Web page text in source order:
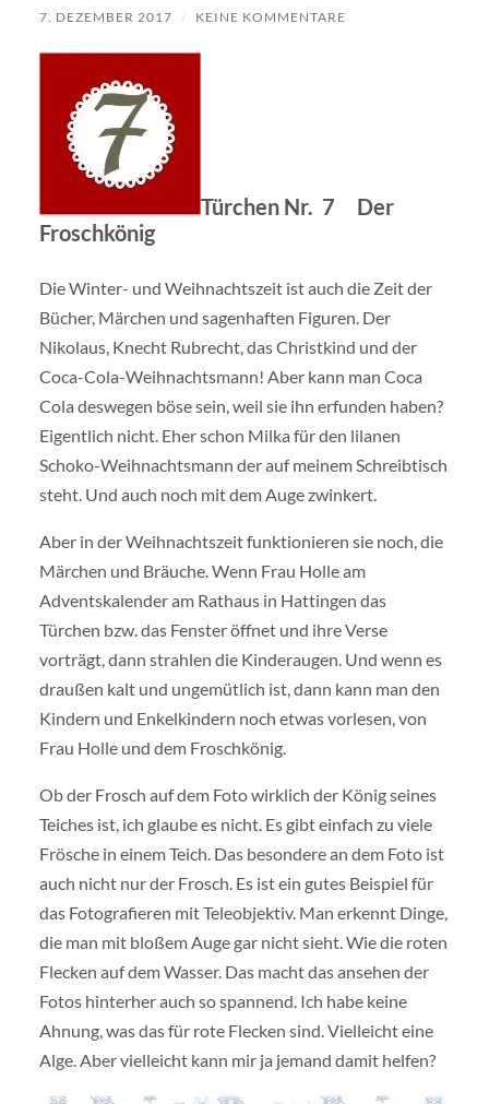
7. DEZEMBER 2017 / KEINE KOMMENTARE
Türchen Nr. 7 Der
Froschkönig
Die Winter- und Weihnachtszeit ist auch die Zeit der
Bücher, Märchen und sagenhaften Figuren. Der
Nikolaus, Knecht Rubrecht, das Christkind und der
Coca-Cola-Weihnachtsmann! Aber kann man Coca
Cola deswegen böse sein, weil sie ihn erfunden haben?
Eigentlich nicht. Eher schon Milka für den lilanen
Schoko-Weihnachtsmann der auf meinem Schreibtisch
steht. Und auch noch mit dem Auge zwinkert.
Aber in der Weihnachtszeit funktionieren sie noch, die
Märchen und Bräuche. Wenn Frau Holle am
Adventskalender am Rathaus in Hattingen das
Türchen bzw. das Fenster öffnet und ihre Verse
vorträgt, dann strahlen die Kinderaugen. Und wenn es
draußen kalt und ungemütlich ist, dann kann man den
Kindern und Enkelkindern noch etwas vorlesen, von
Frau Holle und dem Froschkönig.
Ob der Frosch auf dem Foto wirklich der König seines
Teiches ist, ich glaube es nicht. Es gibt einfach zu viele
Frösche in einem Teich. Das besondere an dem Foto ist
auch nicht nur der Frosch. Es ist ein gutes Beispiel für
das Fotografieren mit Teleobjektiv. Man erkennt Dinge,
die man mit bloßem Auge gar nicht sieht. Wie die roten
Flecken auf dem Wasser. Das macht das ansehen der
Fotos hinterher auch so spannend. Ich habe keine
Ahnung, was das für rote Flecken sind. Vielleicht eine
Alge. Aber vielleicht kann mir ja jemand damit helfen?